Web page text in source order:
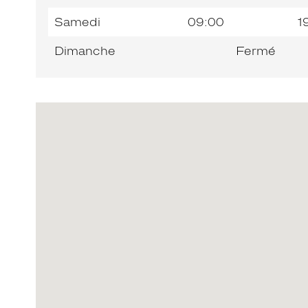
Samedi 09:00
Dimanche Fermé